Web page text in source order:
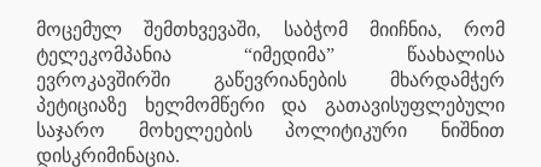
მოცემულ შემთხვევაში, საბჭომ მიიჩნია, რომ
ტელეკომპანია “იმედიმა” წაახალისა
ევროკავშირში გაწევრიანების მხარდამჭერ
პეტიციაზე ხელმომწერი და გათავისუფლებული
საჯარო მოხელეების პოლიტიკური ნიშნით
დისკრიმინაცია.